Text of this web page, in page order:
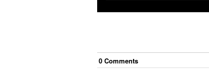
0 Comments